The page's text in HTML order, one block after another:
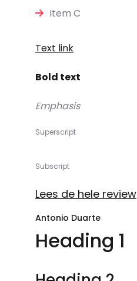
Item C
Text link
Bold text
Emphasis
Superscript
Subscript
Lees de hele review
Antonio Duarte
Heading 1